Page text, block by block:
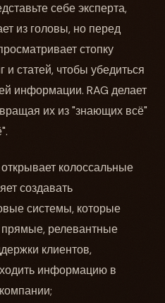
себе эксперта,
из головы, но перед
стопку
статей, чтобы убедиться
информации. RAG делает
их из "знающих всё"
колоссальные
создавать
системы, которые
релевантные
клиентов,
информацию в